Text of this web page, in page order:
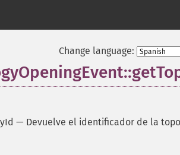
Change language:
— Devuelve el identificador de la